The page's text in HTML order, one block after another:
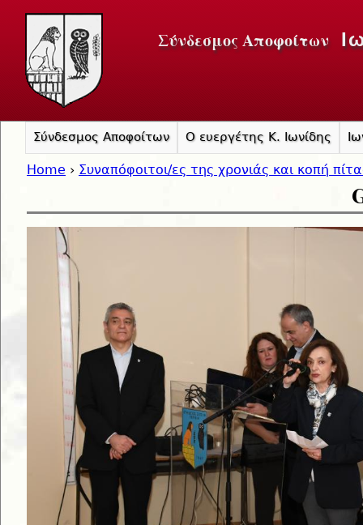
Σύνδεσμος Αποφοίτων
Home › Συναπόφοιτοι/ες της χρονιάς και κοπή
Σύνδεσμος Αποφοίτων Ο ευεργέτης Κ. Ιωνίδης